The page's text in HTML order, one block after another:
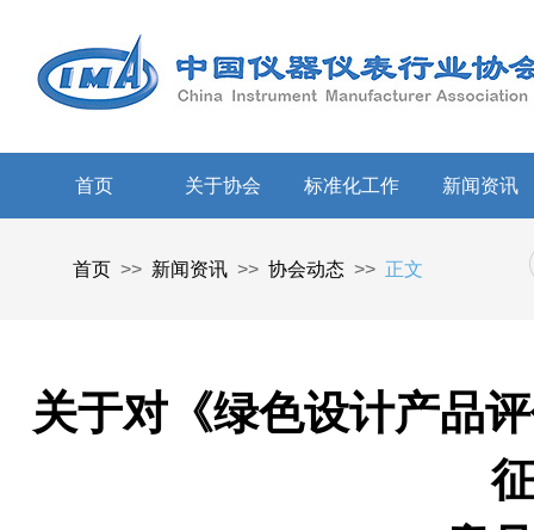
首页 关于协会 标准化工作 新闻资讯
首页 >> 新闻资讯 >> 协会动态 >> 正文
关于对《绿色设计产品